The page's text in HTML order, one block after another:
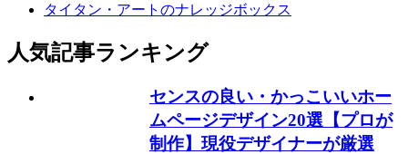
タイタン・アートのナレッジボックス
人気記事ランキング
センスの良い・かっこいいホー
ムページデザイン20選【プロが
制作】現役デザイナーが厳選